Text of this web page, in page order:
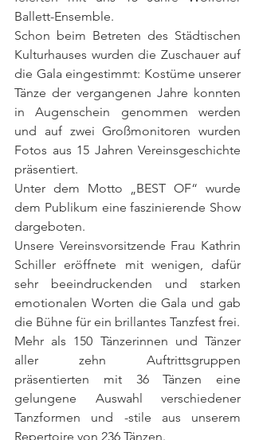
Ballett-Ensemble.
Schon beim Betreten des Städtischen
Kulturhauses wurden die Zuschauer auf
die Gala eingestimmt: Kostüme unserer
Tänze der vergangenen Jahre konnten
in Augenschein genommen werden
und auf zwei Großmonitoren wurden
Fotos aus 15 Jahren Vereinsgeschichte
präsentiert.
Unter dem Motto „BEST OF“ wurde
dem Publikum eine faszinierende Show
dargeboten.
Unsere Vereinsvorsitzende Frau Kathrin
Schiller eröffnete mit wenigen, dafür
sehr beeindruckenden und starken
emotionalen Worten die Gala und gab
Mehr als 150 Tänzerinnen und Tänzer
aller zehn Auftrittsgruppen
präsentierten mit 36 Tänzen eine
gelungene Auswahl verschiedener
Tanzformen und -stile aus unserem
Repertoire von 236 Tänzen.